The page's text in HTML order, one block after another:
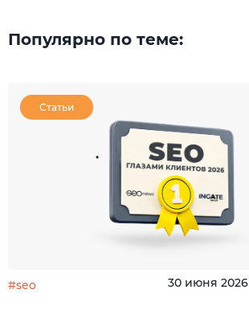
Популярно по теме:
Статьи
#seo 30 июня 2026